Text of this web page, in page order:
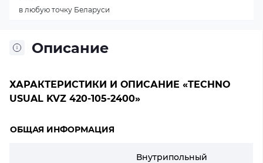
Описание
ХАРАКТЕРИСТИКИ И ОПИСАНИЕ «TECHNO
USUAL KVZ 420-105-2400»
ОБЩАЯ ИНФОРМАЦИЯ
Внутрипольный
в любую точку Беларуси